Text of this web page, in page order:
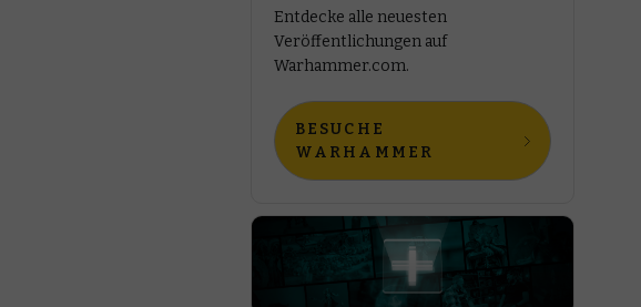
Entdecke alle neuesten
Veröffentlichungen auf
Warhammer.com.
BESUCHE
WARHAMMER